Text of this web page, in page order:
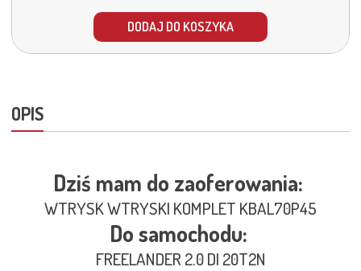
DODAJ DO KOSZYKA
OPIS
Dziś mam do zaoferowania:
WTRYSK WTRYSKI KOMPLET KBAL70P45
Do samochodu:
FREELANDER 2.0 DI 20T2N